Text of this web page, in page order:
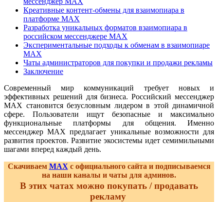
Креативные контент-обмены для взаимопиара в
платформе MAX
Разработка уникальных форматов взаимопиара в
российском мессенджере MAX
Экспериментальные подходы к обменам в взаимопиаре
MAX
Чаты администраторов для покупки и продажи рекламы
Заключение
Современный мир коммуникаций требует новых и
эффективных решений для бизнеса. Российский мессенджер
MAX становится безусловным лидером в этой динамичной
сфере. Пользователи ищут безопасные и максимально
функциональные платформы для общения. Именно
мессенджер MAX предлагает уникальные возможности для
развития проектов. Развитие экосистемы идет семимильными
шагами вперед каждый день.
Скачиваем MAX с официального сайта и подписываемся
на наши каналы и чаты для админов.
В этих чатах можно покупать / продавать
рекламу